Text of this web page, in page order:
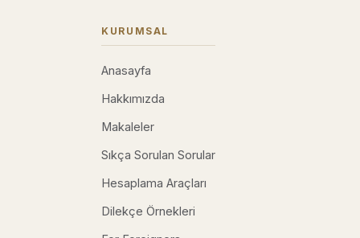
KURUMSAL
Anasayfa
Hakkımızda
Makaleler
Sıkça Sorulan Sorular
Hesaplama Araçları
Dilekçe Örnekleri